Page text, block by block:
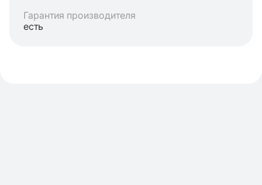
Гарантия производителя
есть